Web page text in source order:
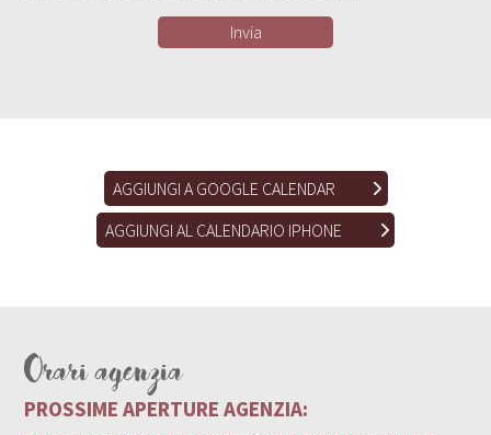
AGGIUNGI A GOOGLE CALENDAR
AGGIUNGI AL CALENDARIO IPHONE
Orari agenzia
PROSSIME APERTURE AGENZIA: